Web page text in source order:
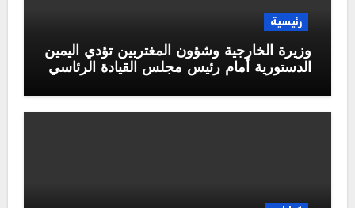
رئيسية
وزيرة الخارجية وشؤون المغتربين تؤدي اليمين
الدستورية أمام رئيس مجلس القيادة الرئاسي